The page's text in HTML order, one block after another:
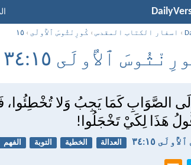
› اسفار الكتاب المقدس › كُورِنْثُوسَ ٱلأُولَى › ١٥
ٱلأُولَى ١٥:‏٣٤
الصَّوَابِ كَمَا يَجِبُ وَلا تُخْطِئُوا،
هَذَا لِكَيْ تَخْجَلُوا!
١٥:‏٣٤ العدالة الخطية التوبة الفهم